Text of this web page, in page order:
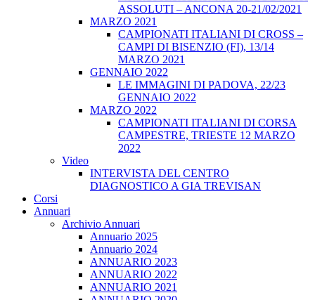
ASSOLUTI – ANCONA 20-21/02/2021
MARZO 2021
CAMPIONATI ITALIANI DI CROSS –
CAMPI DI BISENZIO (FI), 13/14
MARZO 2021
GENNAIO 2022
LE IMMAGINI DI PADOVA, 22/23
GENNAIO 2022
MARZO 2022
CAMPIONATI ITALIANI DI CORSA
CAMPESTRE, TRIESTE 12 MARZO
2022
Video
INTERVISTA DEL CENTRO
DIAGNOSTICO A GIA TREVISAN
Corsi
Annuari
Archivio Annuari
Annuario 2025
Annuario 2024
ANNUARIO 2023
ANNUARIO 2022
ANNUARIO 2021